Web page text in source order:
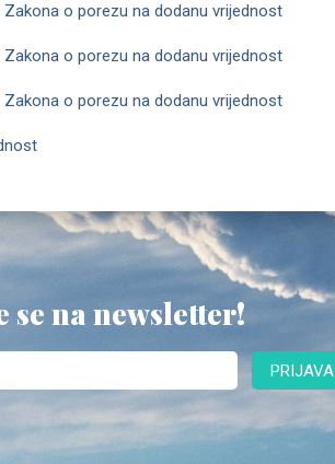
o porezu na dodanu vrijednost
o porezu na dodanu vrijednost
o porezu na dodanu vrijednost
se na newsletter!
PRIJAVA